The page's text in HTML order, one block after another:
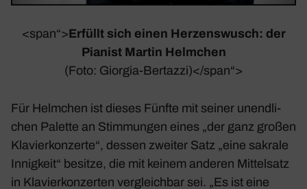
<span“>Erfüllt sich einen Herzens­wusch: der
Pianist Martin Helm­chen
(Foto: Giorgia-Bertazzi)</span“>
Für Helm­chen ist dieses Fünfte mit seiner unend­li­
chen Palette an Stim­mungen eines „der ganz großen
Klavier­kon­zerte“, dessen zweiter Satz „eine sakrale
Innig­keit“ besitze, die mit keinem anderen Mittel­satz
in Klavier­kon­zerten vergleichbar sei. „Es ist eine